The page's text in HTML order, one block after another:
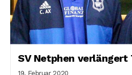
SV Netphen
19. Februar 2020